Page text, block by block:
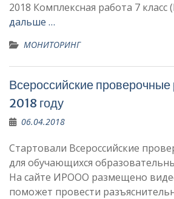
2018 Комплексная работа 7
дальше …
МОНИТОРИНГ
Всероссийские
2018 году
06.04.2018
Стартовали Всероссийские
для обучающихся
На сайте ИРООО размещено
поможет провести